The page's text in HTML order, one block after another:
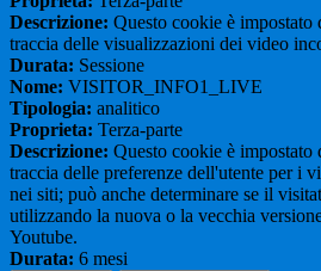
Descrizione: Questo cookie è impostato
traccia delle visualizzazioni dei video
Durata: Sessione
Nome: VISITOR_INFO1_LIVE
Tipologia: analitico
Proprieta: Terza-parte
Descrizione: Questo cookie è impostato
traccia delle preferenze dell'utente per i
nei siti; può anche determinare se il
utilizzando la nuova o la vecchia
Youtube.
Durata: 6 mesi